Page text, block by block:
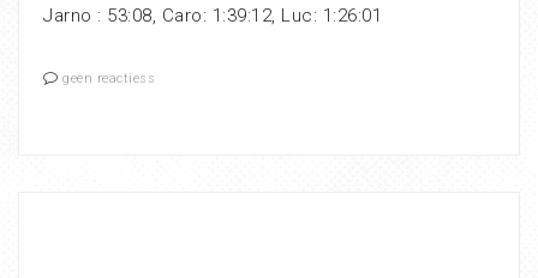
Jarno : 53:08, Caro: 1:39:12, Luc: 1:26:01
geen reactiess